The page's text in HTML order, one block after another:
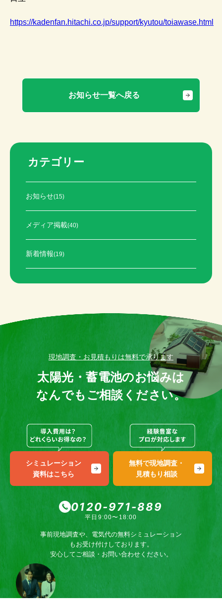
https://kadenfan.hitachi.co.jp/support/kyutou/toiawase.html
お知らせ一覧へ戻る
カテゴリー
お知らせ(15)
メディア掲載(40)
新着情報(19)
現地調査・お見積もりは無料で承ります
太陽光・蓄電池のお悩みは
なんでもご相談ください。
シミュレーション
資料はこちら
無料で現地調査・
見積もり相談
0120-971-889
平日9:00〜18:00
事前現地調査や、電気代の無料シミュレーション
もお受け付けしております。
安心してご相談・お問い合わせください。